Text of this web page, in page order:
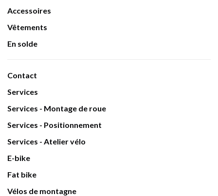
Accessoires
Vêtements
En solde
Contact
Services
Services - Montage de roue
Services - Positionnement
Services - Atelier vélo
E-bike
Fat bike
Vélos de montagne